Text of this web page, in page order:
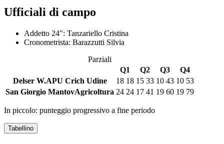
Ufficiali di campo
Addetto 24": Tanzariello Cristina
Cronometrista: Barazzutti Silvia
Parziali
Q1
Q2 Q3
Q4
Delser W.APU Crich Udine
18 18 15 33 10 43 10 53
San Giorgio MantovAgricoltura 24 24 17 41 19 60 19 79
In piccolo: punteggio progressivo a fine periodo
Tabellino